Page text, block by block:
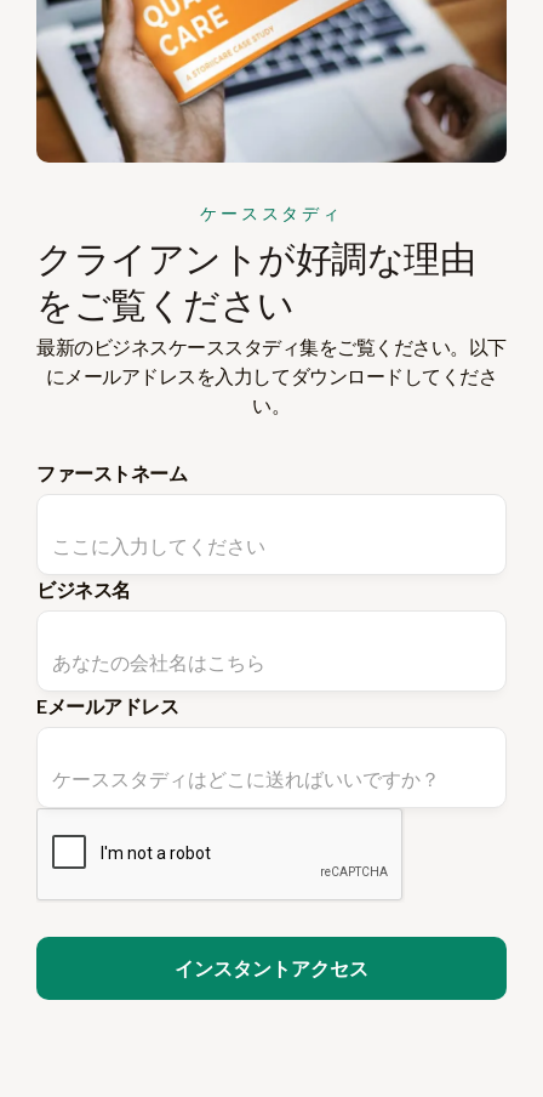
ケーススタディ
クライアントが好調な理由
をご覧ください
最新のビジネスケーススタディ集をご覧ください。以下
にメールアドレスを入力してダウンロードしてくださ
い。
ファーストネーム
ビジネス名
Eメールアドレス